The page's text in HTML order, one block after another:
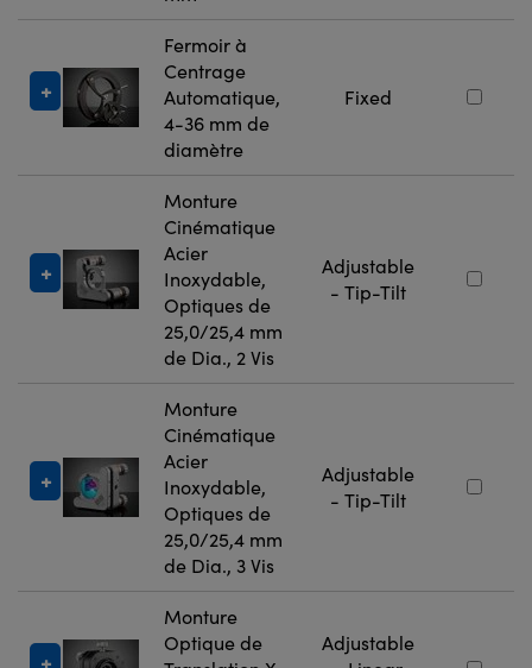
Fermoir à
Centrage
Automatique,
4-36 mm de
diamètre
Fixed
Monture
Cinématique
Acier
Inoxydable,
Optiques de
25,0/25,4 mm
de Dia., 2 Vis
Adjustable
- Tip-Tilt
Monture
Cinématique
Acier
Inoxydable,
Optiques de
25,0/25,4 mm
de Dia., 3 Vis
Adjustable
- Tip-Tilt
Monture
Optique de
Adjustable